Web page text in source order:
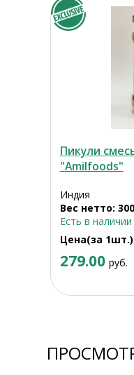
Пикули
"Amilfoods"
Индия
Вес нетто:
Есть в наличии
Цена(за
279.00 руб.